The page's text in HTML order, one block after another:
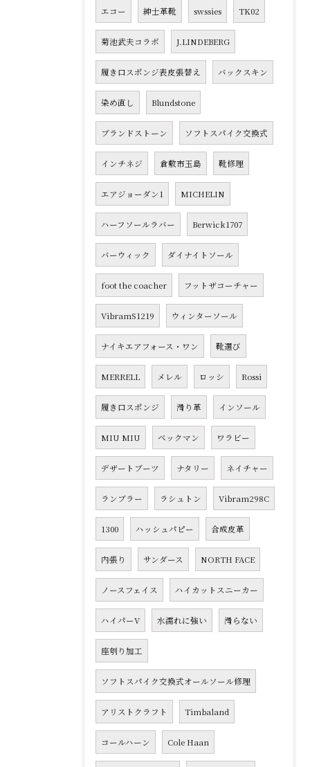
エコー 紳士革靴 swssies TK02
菊池武夫コラボ J.LINDEBERG
履き口スポンジ表皮張替え バックスキン
染め直し Blundstone
ブランドストーン ソフトスパイク交換式
インチネジ 倉敷市玉島 靴修理
エアジョーダン1 MICHELIN
ハーフソールラバー Berwick1707
バーウィック ダイナイトソール
foot the coacher フットザコーチャー
VibramS1219 ウィンターソール
ナイキエアフォース・ワン 靴選び
MERRELL メレル ロッシ Rossi
履き口スポンジ 滑り革 インソール
MIU MIU ベックマン ワラビー
デザートブーツ ナタリー ネイチャー
ランブラー ラシュトン Vibram298C
1300 ハッシュパピー 合成皮革
内張り サンダース NORTH FACE
ノースフェイス ハイカットスニーカー
ハイパーV 水濡れに強い 滑らない
座刳り加工
ソフトスパイク交換式オールソール修理
アリストクラフト Timbaland
コールハーン Cole Haan